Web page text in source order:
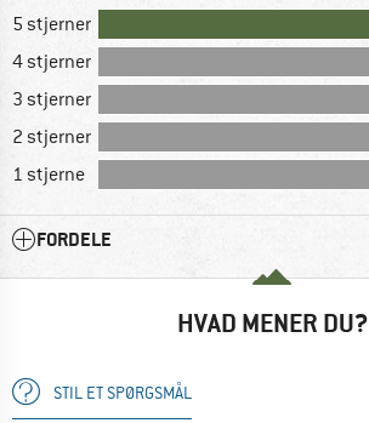
5 stjerner
4 stjerner
3 stjerner
2 stjerner
1 stjerne
FORDELE
HVAD MENER DU?
STIL ET SPØRGSMÅL